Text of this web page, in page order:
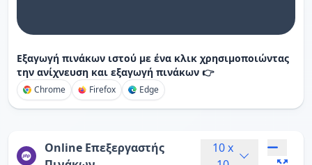
Εξαγωγή πινάκων ιστού με ένα κλικ χρησιμοποιώντας
την ανίχνευση και εξαγωγή πινάκων 👉
Chrome Firefox Edge
Online Επεξεργαστής
10x